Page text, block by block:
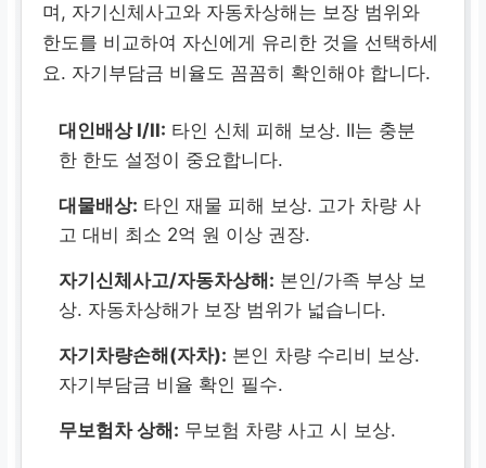
며, 자기신체사고와 자동차상해는 보장 범위와
한도를 비교하여 자신에게 유리한 것을 선택하세
요. 자기부담금 비율도 꼼꼼히 확인해야 합니다.
대인배상 I/II: 타인 신체 피해 보상. II는 충분
한 한도 설정이 중요합니다.
대물배상: 타인 재물 피해 보상. 고가 차량 사
고 대비 최소 2억 원 이상 권장.
자기신체사고/자동차상해: 본인/가족 부상 보
상. 자동차상해가 보장 범위가 넓습니다.
자기차량손해(자차): 본인 차량 수리비 보상.
자기부담금 비율 확인 필수.
무보험차 상해: 무보험 차량 사고 시 보상.